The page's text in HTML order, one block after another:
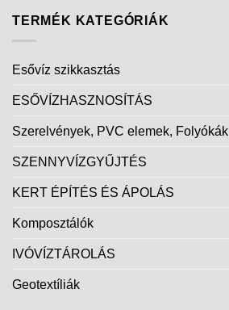
TERMÉK KATEGÓRIÁK
Esővíz szikkasztás
ESŐVÍZHASZNOSÍTÁS
Szerelvények, PVC elemek, Folyókák
SZENNYVÍZGYŰJTÉS
KERT ÉPÍTÉS ÉS ÁPOLÁS
Komposztálók
IVÓVÍZTÁROLÁS
Geotextíliák